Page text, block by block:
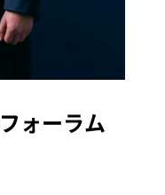
ォーラム